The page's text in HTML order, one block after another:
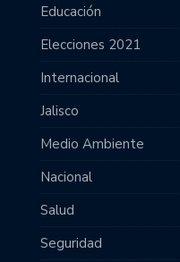
Educación
Elecciones 2021
Internacional
Jalisco
Medio Ambiente
Nacional
Salud
Seguridad